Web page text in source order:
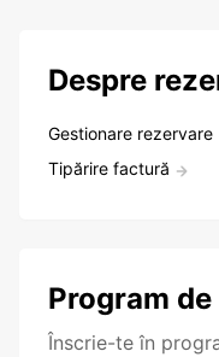
Despre
Gestionare rezervare
Tipărire factură
Program
Înscrie-te în